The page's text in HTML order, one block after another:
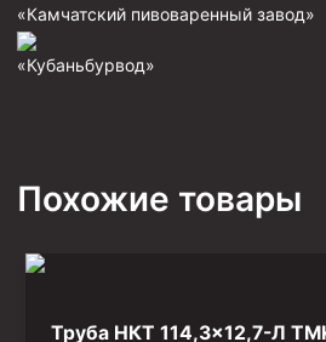
Фрезеры пилотные
Райберы конусные
Ключи
«Камчатский пивоваренный завод»
«Кубаньбурвод»
Похожие товары
Труба НКТ 114,3×12,7-Л